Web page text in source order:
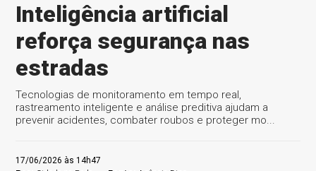
Inteligência artificial
reforça segurança nas
estradas
Tecnologias de monitoramento em tempo real,
rastreamento inteligente e análise preditiva ajudam a
prevenir acidentes, combater roubos e proteger mo...
17/06/2026 às 14h47